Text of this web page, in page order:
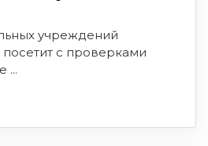
учреждений
посетит с проверками
...